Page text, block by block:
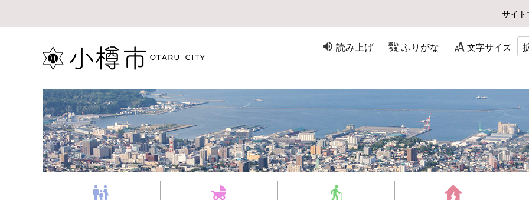
サイ
読み上げ ふりがな 文字サイズ